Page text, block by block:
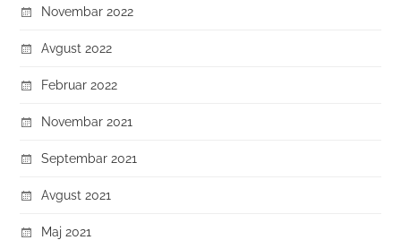
Novembar 2022
Avgust 2022
Februar 2022
Novembar 2021
Septembar 2021
Avgust 2021
Maj 2021